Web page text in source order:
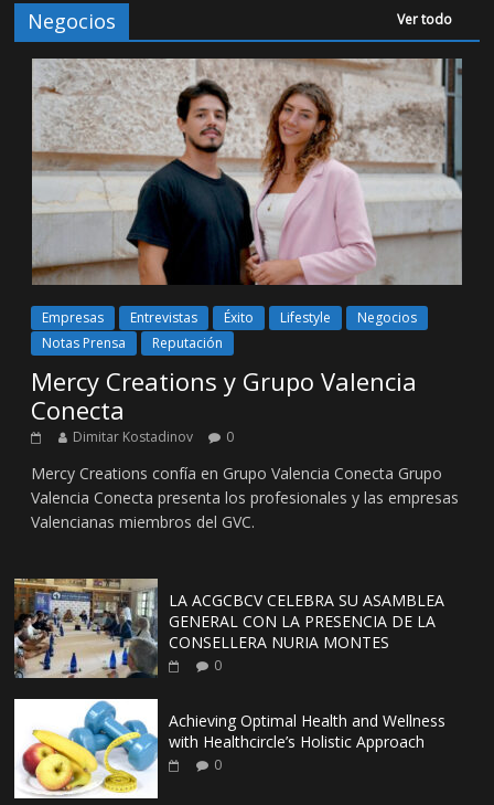
Negocios Ver todo
Empresas Entrevistas Éxito Lifestyle
Negocios
Notas Prensa
Reputación
Mercy Creations y Grupo Valencia
Conecta
Dimitar Kostadinov 0
Mercy Creations confía en Grupo Valencia Conecta Grupo
Valencia Conecta presenta los profesionales y las empresas
Valencianas miembros del GVC.
LA ACGCBCV CELEBRA SU ASAMBLEA
GENERAL CON LA PRESENCIA DE LA
CONSELLERA NURIA MONTES
0
Achieving Optimal Health and Wellness
with Healthcircle’s Holistic Approach
0